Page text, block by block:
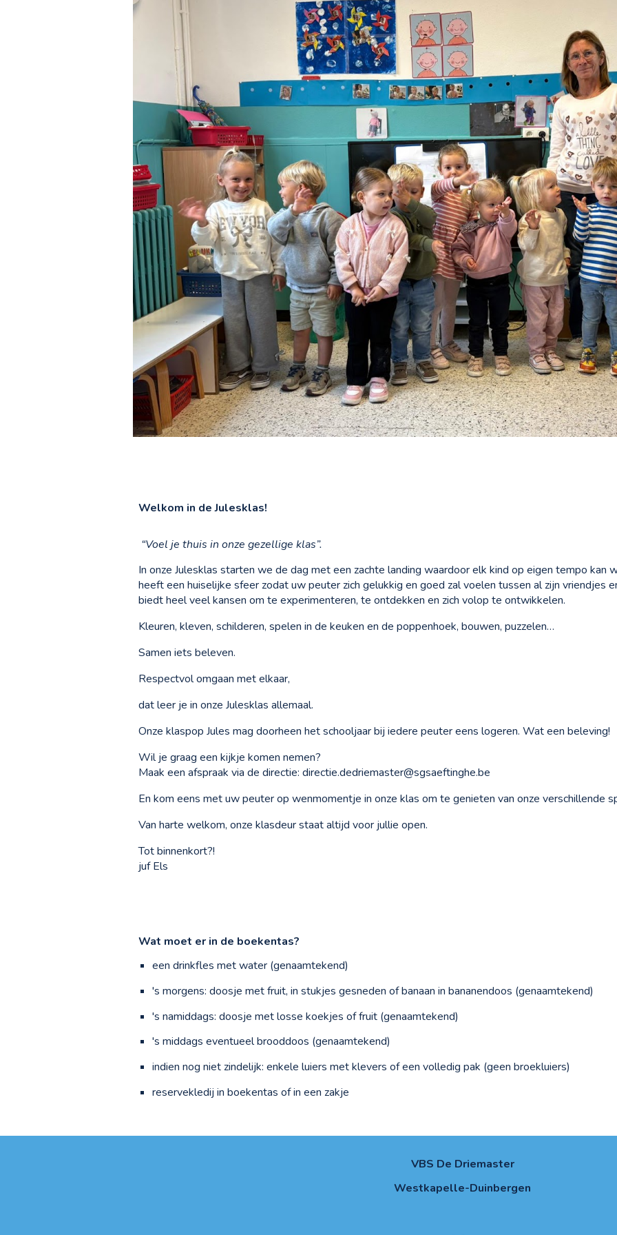
Welkom in de Julesklas!
“Voel je thuis in onze gezellige klas”.
In onze Julesklas starten we de dag met een zachte landing waardoor elk kind op eigen tempo kan
heeft een huiselijke sfeer zodat uw peuter zich gelukkig en goed zal voelen tussen al zijn vriendjes
biedt heel veel kansen om te experimenteren, te ontdekken en zich volop te ontwikkelen.
Kleuren, kleven, schilderen, spelen in de keuken en de poppenhoek, bouwen, puzzelen…
Samen iets beleven.
Respectvol omgaan met elkaar,
dat leer je in onze Julesklas allemaal.
Onze klaspop Jules mag doorheen het schooljaar bij iedere peuter eens logeren. Wat een beleving!
Wil je graag een kijkje komen nemen?
Maak een afspraak via de directie: directie.dedriemaster@sgsaeftinghe.be
En kom eens met uw peuter op wenmomentje in onze klas om te genieten van onze verschillende
Van harte welkom, onze klasdeur staat altijd voor jullie open.
Tot binnenkort?!
juf Els
Wat moet er in de boekentas?
eendrinkfles met water (genaamtekend)
's morgens: doosje met fruit, in stukjes gesneden of banaan in bananendoos (genaamtekend)
's namiddags: doosje met losse koekjes of fruit (genaamtekend)
's middags eventueel brooddoos (genaamtekend)
indien nog niet zindelijk: enkele luiers met klevers of een volledig pak (geen broekluiers)
reservekledij in boekentas of in een zakje
VBS De Driemaster
Westkapelle-Duinbergen